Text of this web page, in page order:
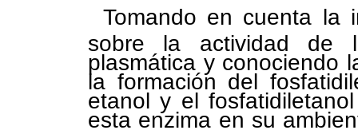
Tomando en cuenta la
sobre la actividad de
plasmática y conociendo
la formación del
etanol y el
esta enzima en su